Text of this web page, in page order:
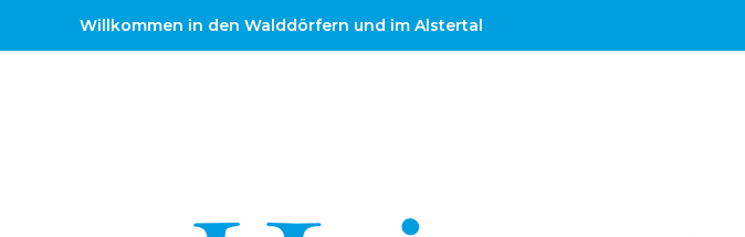
Willkommen in den Walddörfern und im Alstertal